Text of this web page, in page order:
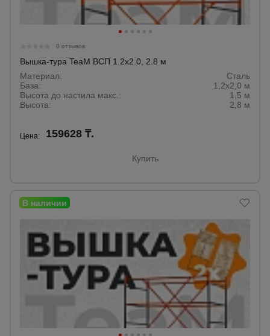
0 отзывов
Вышка-тура TeaM ВСП 1.2х2.0, 2.8 м
Материал:
Сталь
База:
1,2х2,0 м
Высота до настила макс.:
1,5 м
Высота:
2,8 м
Цена: 159628 ₸.
Купить